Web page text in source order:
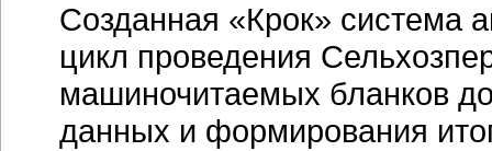
Созданная «Крок» система
цикл проведения
машиночитаемых бланков
данных и формирования